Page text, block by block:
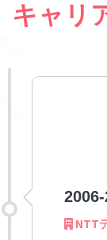
キャリ
NTT